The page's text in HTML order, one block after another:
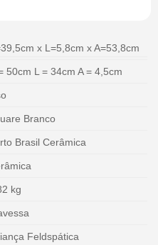
x L=5,8cm x A=53,8cm
50cm L = 34cm A = 4,5cm
Branco
Brasil Cerâmica
kg
Feldspática